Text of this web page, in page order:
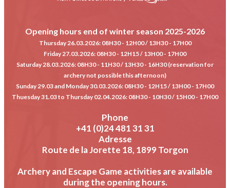
Opening hours end of winter season 2025-2026
Thursday 26.03.2026: 08H30 - 12H00 / 13H30 - 17H00
Friday 27.03.2026: 08H30 - 12H15 / 13H00 - 17H00
Saturday 28.03.2026: 08H30 - 11H30 / 13H30 - 16H30 (reservation for
archery not possible this afternoon)
Sunday 29.03 and Monday 30.03.2026: 08H30 - 12H15 / 13H00 - 17H00
Thuesday 31.03 to Thursday 02.04.2026: 08H30 - 10H30 / 15H00 - 17H00
Phone
+41 (0)24 481 31 31
Adresse
Route de la Jorette 18, 1899 Torgon
Archery and Escape Game activities are available
during the opening hours.